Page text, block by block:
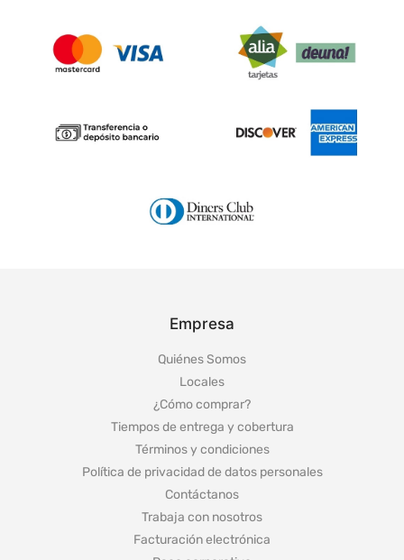
Empresa
Quiénes Somos
Locales
¿Cómo comprar?
Tiempos de entrega y cobertura
Términos y condiciones
Política de privacidad de datos personales
Contáctanos
Trabaja con nosotros
Facturación electrónica